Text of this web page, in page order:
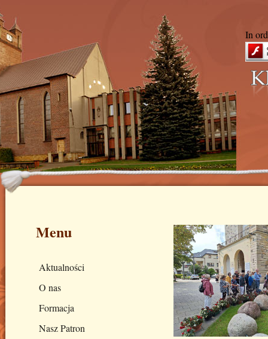
In
Menu
Aktualności
O nas
Formacja
Nasz Patron